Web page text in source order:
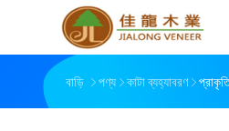
বাড়ি পণ্য কাটা ব্যহ্যাবরণ